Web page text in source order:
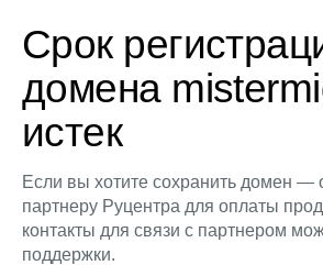
Срок
домена
истек
Если вы хотите сохранить домен —
партнеру Руцентра для оплаты
контакты для связи с партнером
поддержки.